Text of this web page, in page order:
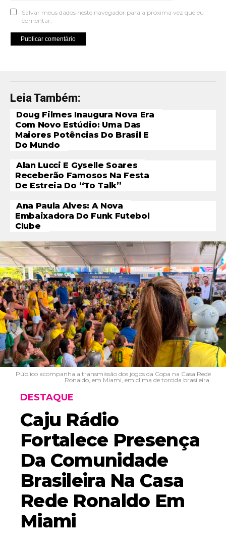
Salvar meus dados neste navegador para a próxima vez que eu
comentar.
Leia Também:
Doug Filmes Inaugura Nova Era
Com Novo Estúdio: Uma Das
Maiores Potências Do Brasil E
Do Mundo
Alan Lucci E Gyselle Soares
Receberão Famosos Na Festa
De Estreia Do “To Talk”
Ana Paula Alves: A Nova
Embaixadora Do Funk Futebol
Clube
Público acompanha a transmissão dos jogos da Copa na Casa Rede
Ronaldo, em Miami, em clima de torcida brasileira.
DESTAQUE
Caju Rádio
Fortalece Presença
Da Comunidade
Brasileira Na Casa
Rede Ronaldo Em
Miami